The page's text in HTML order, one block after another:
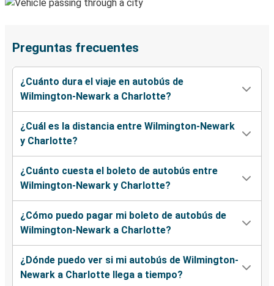
Preguntas frecuentes
¿Cuánto dura el viaje en autobús de
Wilmington-Newark a Charlotte?
¿Cuál es la distancia entre Wilmington-Newark
y Charlotte?
¿Cuánto cuesta el boleto de autobús entre
Wilmington-Newark y Charlotte?
¿Cómo puedo pagar mi boleto de autobús de
Wilmington-Newark a Charlotte?
¿Dónde puedo ver si mi autobús de Wilmington-
Newark a Charlotte llega a tiempo?